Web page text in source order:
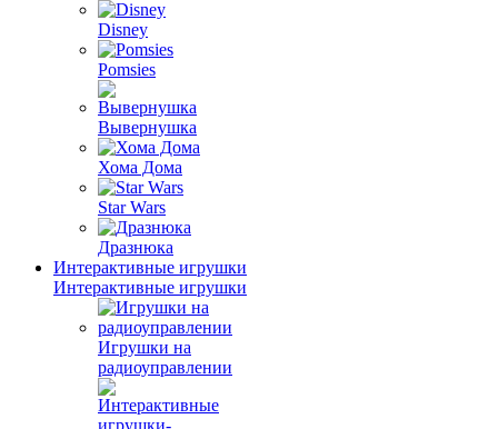
Disney
Pomsies
Вывернушка
Хома Дома
Star Wars
Дразнюка
Интерактивные игрушки
Интерактивные игрушки
Игрушки на
радиоуправлении